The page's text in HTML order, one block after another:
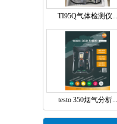
TI95Q气体检测仪...
testo 350烟气分析...